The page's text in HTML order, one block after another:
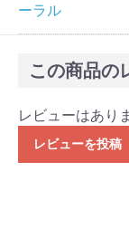
ーラル
この商品の
レビューはあり
レビューを投稿